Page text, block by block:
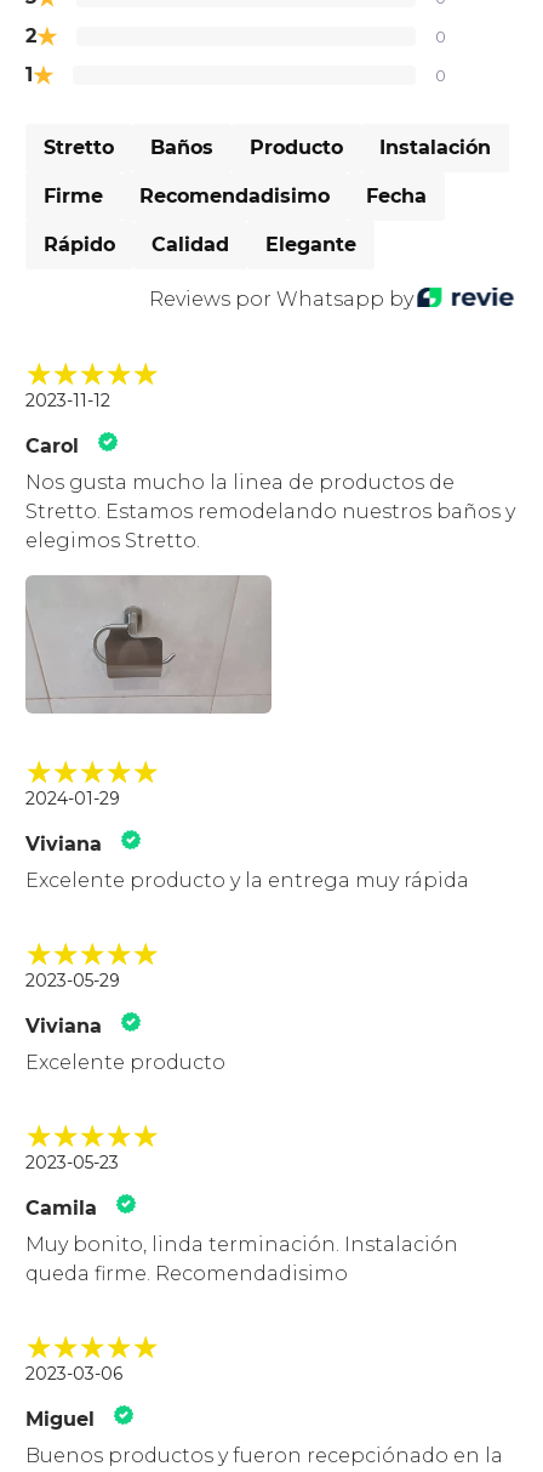
2★ 0
1★ 0
Stretto Baños Producto Instalación
Firme Recomendadisimo Fecha
Rápido Calidad Elegante
Reviews por Whatsapp by
2023-11-12
Carol
Nos gusta mucho la linea de productos de
Stretto. Estamos remodelando nuestros baños y
elegimos Stretto.
2024-01-29
Viviana
Excelente producto y la entrega muy rápida
2023-05-29
Viviana
Excelente producto
2023-05-23
Camila
Muy bonito, linda terminación. Instalación
queda firme. Recomendadisimo
2023-03-06
Miguel
Buenos productos y fueron recepciónado en la